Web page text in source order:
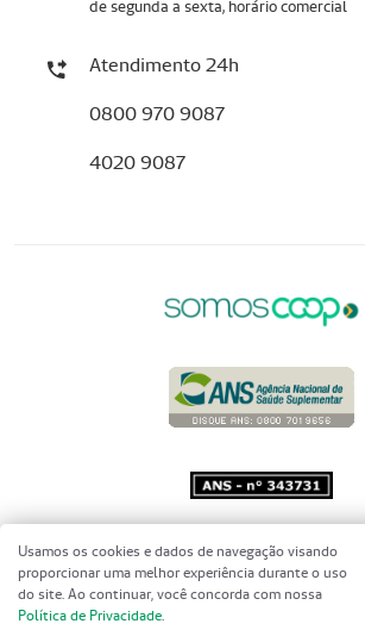
de segunda a sexta, horário comercial
Atendimento 24h
0800 970 9087
4020 9087
Copyright 2001 - 2026 Unimed do
Brasil - Todos os direitos reservados
Usamos os cookies e dados de navegação visando
proporcionar uma melhor experiência durante o uso
do site. Ao continuar, você concorda com nossa
Política de Privacidade.